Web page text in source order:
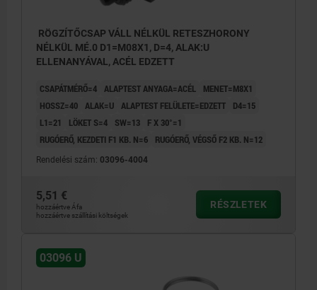
RÖGZÍTŐCSAP VÁLL NÉLKÜL RETESZHORONY
NÉLKÜL MÉ.0 D1=M08X1, D=4, ALAK:U
ELLENANYÁVAL, ACÉL EDZETT
CSAPÁTMÉRŐ=4 ALAPTEST ANYAGA=ACÉL
MENET=M8X1
HOSSZ=40 ALAK=U ALAPTEST FELÜLETE=EDZETT
D4=15
L1=21
LÖKET S=4 SW=13
F X 30°=1
RUGÓERŐ, KEZDETI F1 KB. N=6
RUGÓERŐ, VÉGSŐ F2 KB. N=12
Rendelési szám: 03096-4004
5,51 €
hozzáértve Áfa
hozzáértve szállítási költségek
RÉSZLETEK
03096 U